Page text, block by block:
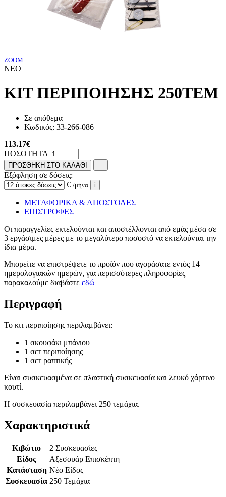
ZOOM
NEO
KIT ΠΕΡΙΠΟΙΗΣΗΣ 250ΤΕΜ
Σε απόθεμα
Κωδικός: 33-266-086
113.17€
ΠΟΣΟΤΗΤΑ
ΠΡΟΣΘΗΚΗ ΣΤΟ ΚΑΛΑΘΙ
Εξόφληση σε δόσεις:
€ /μήνα i
ΜΕΤΑΦΟΡΙΚΑ & ΑΠΟΣΤΟΛΕΣ
ΕΠΙΣΤΡΟΦΕΣ
Οι παραγγελίες εκτελούνται και αποστέλλονται από εμάς μέσα σε
3 εργάσιμες μέρες με το μεγαλύτερο ποσοστό να εκτελούνται την
ίδια μέρα.
Μπορείτε να επιστρέψετε το προϊόν που αγοράσατε εντός 14
ημερολογιακών ημερών, για περισσότερες πληροφορίες
παρακαλούμε διαβάστε εδώ
Περιγραφή
Το κιτ περιποίησης περιλαμβάνει:
1 σκουφάκι μπάνιου
1 σετ περιποίησης
1 σετ ραπτικής
Είναι συσκευασμένα σε πλαστική συσκευασία και λευκό χάρτινο
κουτί.
Η συσκευασία περιλαμβάνει 250 τεμάχια.
Χαρακτηριστικά
Κιβώτιο
2 Συσκευασίες
Είδος
Αξεσουάρ Επισκέπτη
Κατάσταση Νέο Είδος
Συσκευασία 250 Τεμάχια